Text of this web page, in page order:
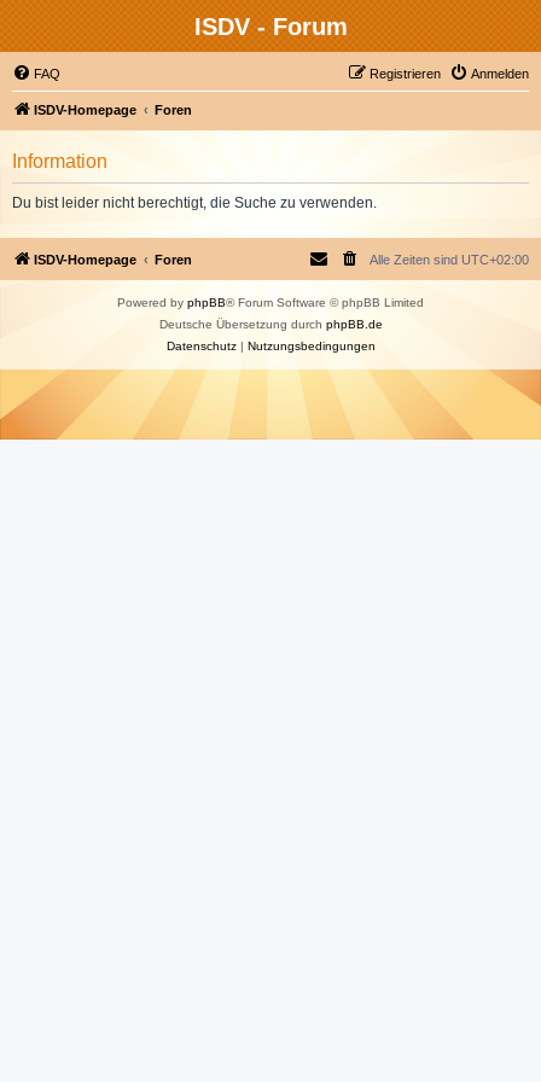
ISDV - Forum
FAQ Anmelden
Registrieren
ISDV-Homepage Foren
Information
Du bist leider nicht berechtigt, die Suche zu verwenden.
ISDV-Homepage Foren Alle Zeiten sind UTC+02:00
Powered by phpBB® Forum Software © phpBB Limited
Deutsche Übersetzung durch phpBB.de
Datenschutz| Nutzungsbedingungen